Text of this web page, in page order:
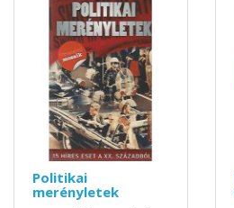
Politikai
merényletek